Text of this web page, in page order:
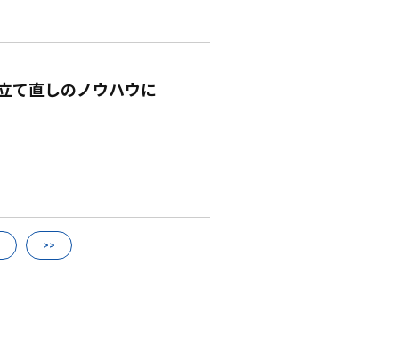
て直しのノウハウに
>>